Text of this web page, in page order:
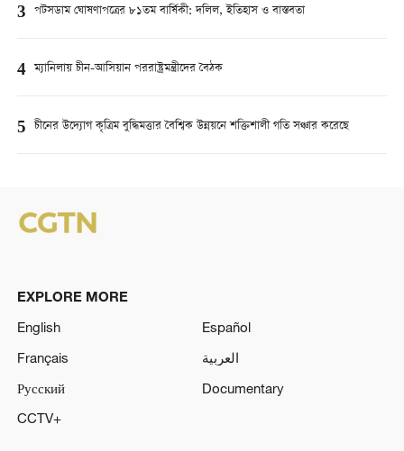
3 পটসডাম ঘোষণাপত্রের ৮১তম বার্ষিকী: দলিল, ইতিহাস ও বাস্তবতা
4 ম্যানিলায় চীন-আসিয়ান পররাষ্ট্রমন্ত্রীদের বৈঠক
5 চীনের উদ্যোগ কৃত্রিম বুদ্ধিমত্তার বৈশ্বিক উন্নয়নে শক্তিশালী গতি সঞ্চার করেছে
EXPLORE MORE
English
Español
Français
العربية
Русский
Documentary
CCTV+